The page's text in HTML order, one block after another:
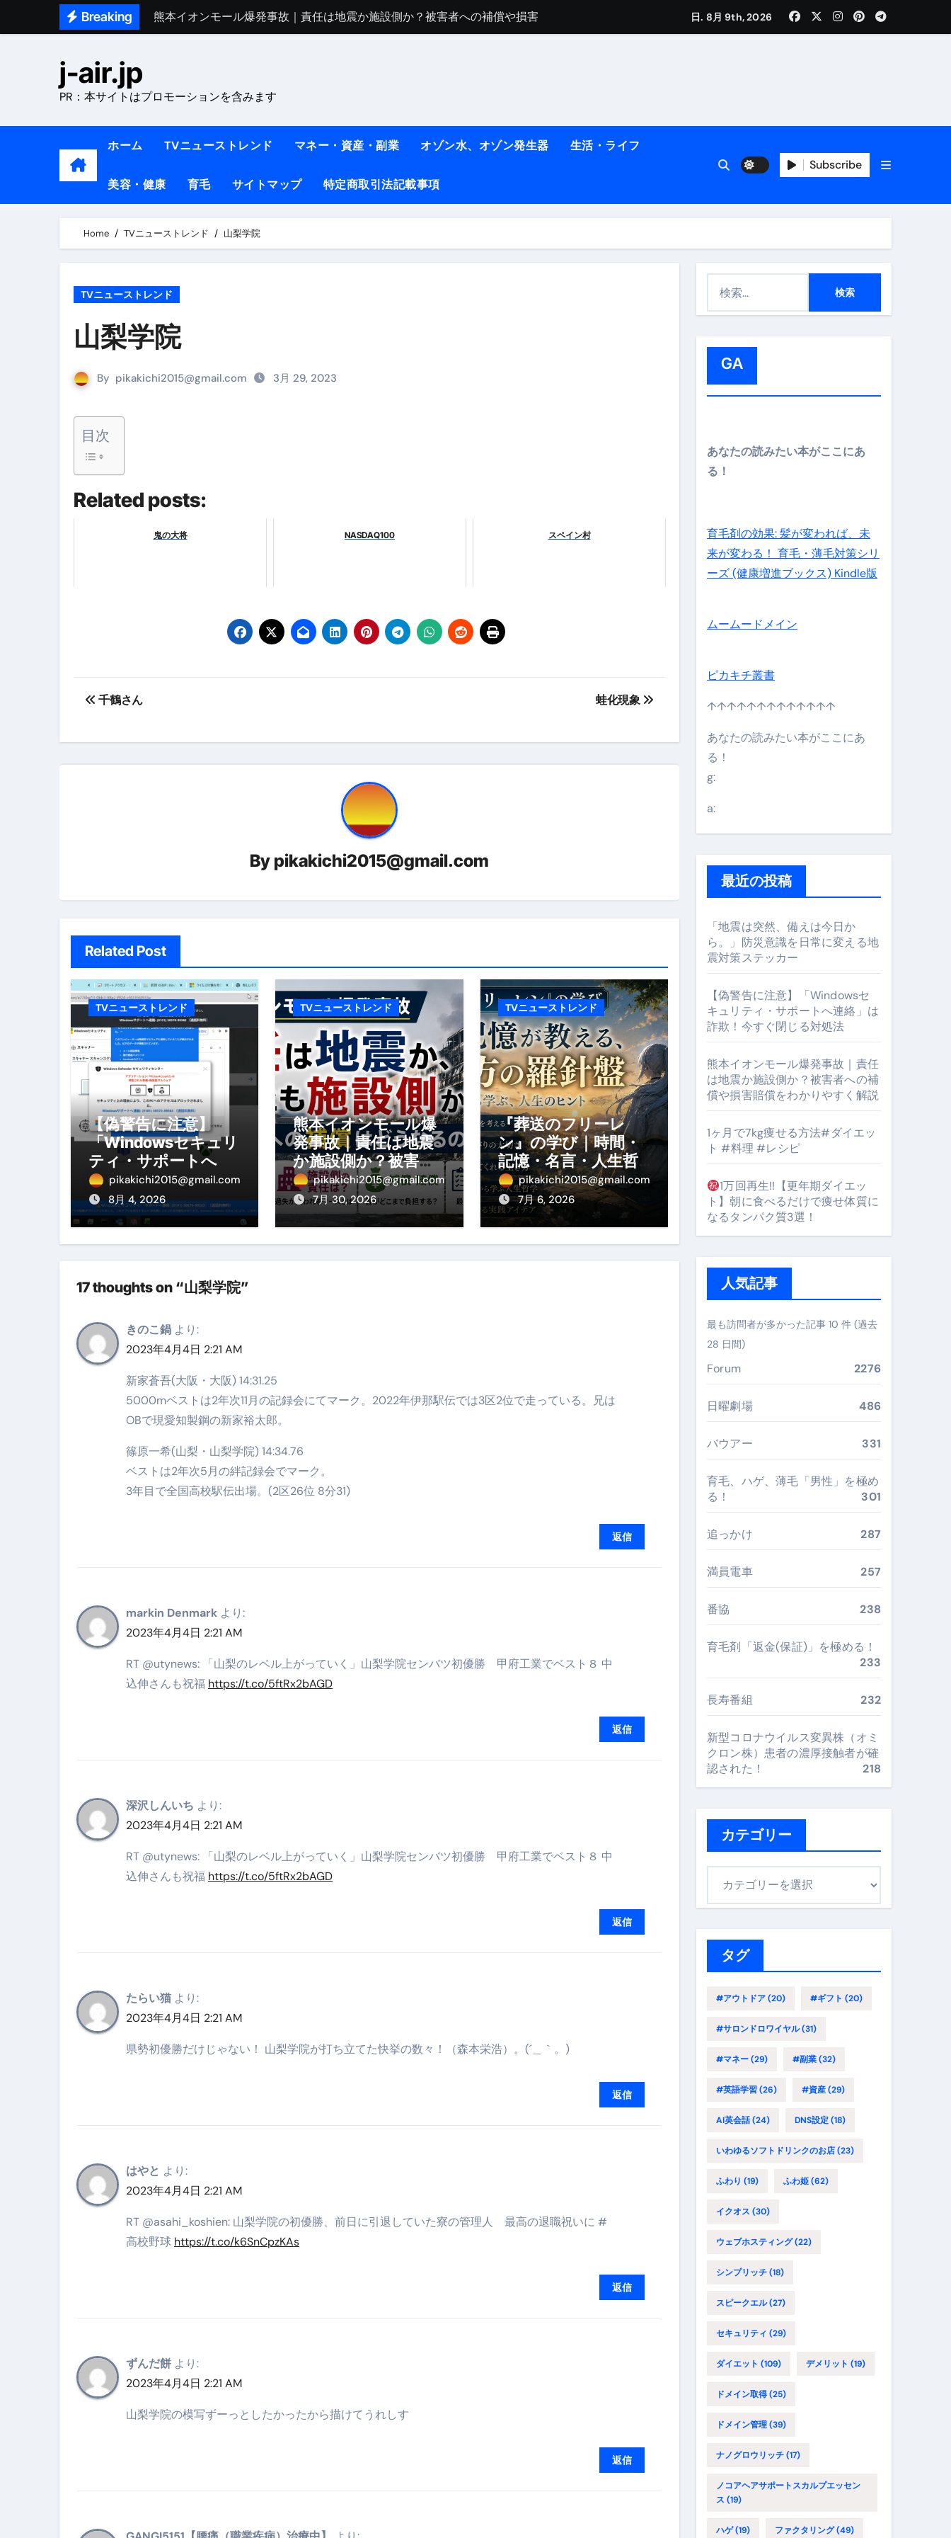
Breaking
熊本イオンモール爆発事故｜責任は地震か施設側か？被害者への補償や損害賠償をわかりやすく解説
【医者が教える】本当に痩せる薬はコレ！ #医療ダイエット
中町綾が2週間で3.5kg痩せた方法 #shots
【医者が解説】このふくらはぎ痩せ本当に効果ある？ #エクササイズ
【1日ダイエットルーティン】運動なしで2ヶ月で10kg減量した、私の痩せる9つの習慣 | レシピ付き | ダイエット中の食事
『葬送のフリーレン』の学び｜時間・記憶・名言・人生哲学から読み解く生き方
リサイクル業者の無料回収・無料査定は危険？情報収集との関係と見分け方を解説
青森県震度6とベネゼエラM7級地震の関連性は？
この動画は国にすぐ消されます。これが日本が残念な国になった理由です。国民は●●をしないとこの先さらに貧しくなります。【 竹花貴騎 切り抜き 会社員
【PR】フリーランス必見！入金前の売上をすぐに現金で受け取る方法
【超高騰】爆上がりしたビットコインに695万円も投資してる営業39歳サラリーマン【2025年10月3日】 #bitcoin #全財産 #暗号資産
Q：借りた借金を返さなくていい場合ってありますか？#Shorts
【必見】もう営業電話は怖くない！初心者でも成果を出す電話の仕方はコレ！
フリーランス・個人事業主におすすめの資金調達4選
体脂肪が落ちる朝食3選 #ダイエット
No.102 9割が勘違い 自己破産の真実
アーモンドを毎日食べたらどうなるの？①【30秒でわかる効果まとめ】#アーモンド #ダイエット #筋トレ #美容 #健康 #雑学 #ナレーター #小林将大
【ひろゆき】借金1億円あります 返済か、自己破産かひろゆきさんならどちらを選びますか？ #shorts
セラピストのための！美容、健康、ダイエットにとても重要な女性ホルモンと男性ホルモン
弁護士解説【詐欺被害】警察に行っても返金されません
5キロ痩せる簡単な方法
ムームードメイン 2月のおすすめドメイン特集- ビジネスの信用を築く――そのすべての起点となるのが独自ドメイン
FRONTIER スーパーセール2026 完全攻略ガイド 今こそ買い時！ゲーミングPC・高性能BTOを最安で手に入れる方法
なくす不安と消える恐怖をゼロにする時代へ Pebblebee × iMazing で完成する「究極のスマホ防衛システム」完全ガイド
【海外ツアー完全ガイド】アジア最安1万円台＆ハワイ朝食付き割引まで網羅 ― “失敗せずに選ぶ”実践大全
新春スペシャルセール完全ガイド：国内航空券＋ホテルが“セット割”で最安級！ スカイマーク／Peach／FDA／ソラシドエアを目的別に選ぶコツと、失敗し
【ムームードメイン】 【.site】今注目のドメインをご紹介
何をするサイトか”が一目で伝わる。いま選ばれている新定番ドメイン
梅干しを毎日食べたらどうなるの？①【30秒でわかる効果まとめ】#梅干し #ダイエット #筋トレ #美容 #健康 #雑学 #ナレーター #小林将大
ブルーベリーを毎日食べたらどうなるの？②【30秒でわかる効果まとめ】#ダイエット #筋トレ #美容 #健康 #雑学 #ナレーター #小林将大
筋トレせずにプロテインを飲み続けたらどうなるのか？ #ダイエット #プロテイン #痩せる
ドメイン取得からホームページ完成まで。ムームードメインなら“全部まとめて”安心スタート
【最新版】掛け布団の選び方“完全攻略”｜シンサレート・羽毛・人工羽毛・調温・吸湿発熱…あなたの寝室に最適解を出す快眠ガイド
【アシストステッパー】ハンドル付き・筋力アシスト・ツイスト・天然木まで徹底分類！室内で“足腰と体幹”を育てる選び方＆続け方ガイド
【2026年最新保存版】エアトリ超新春セール＆セット割完全攻略ガイド｜海外・国内旅行を最安値で実現する究極の旅術
コロナウイルス完全解説ガイド ― 正しく知ることが、最大の感染対策になる ―
「3秒で整う、新しい栄養補給」 飲むミスト（IN MIST）とは何か──「飲む」という行為を再定義する新しいサプリ体験
クリスマスの魔法で、心と未来を彩る方法――「ただのイベント」を一生の思い出に変える完全ガイドブック
【最新】手袋の選び方 完全ガイド｜スマホ対応・防寒・撥水・作業用（ニトリル/ビニール）まで目的別に失敗しない
補聴器の選び方 完全ガイド｜集音器との違い・タイプ別比較・価格の考え方・失敗しないチェックリスト（高齢者にも）
失敗しない「爪切り」完全ガイド：高級クリッパー・ニッパー・電動まで、硬い爪／巻き爪／飛び散り対策の選び方
失敗しない「カニ」完全ガイド：ズワイ・タラバ・ポーション・カット済みの選び方と、年末年始に“満足度MAX”で食べるコツ
松前漬とは何か──北海道の海と暮らしが生んだ“完成された保存食文化”
日. 8月 9th, 2026
j-air.jp
PR：本サイトはプロモーションを含みます
ホーム TVニューストレンド マネー・資産・副業 オゾン水、オゾン発生器 生活・ライフ
美容・健康 育毛 サイトマップ 特定商取引法記載事項
Subscribe
Home TVニューストレンド 山梨学院
TVニューストレンド
山梨学院
By pikakichi2015@gmail.com 3月 29, 2023
目次
Related posts:
鬼の大将 NASDAQ100 スペイン村
投
ナ
ョ
千鶴さん 蛙化現象
By pikakichi2015@gmail.com
Related Post
TVニューストレンド
【偽警告に注意】
「Windowsセキュリ
ティ・サポートへ連
絡」は詐欺！今すぐ
閉じる対処法
pikakichi2015@gmail.com
8月 4, 2026
TVニューストレンド
熊本イオンモール爆
発事故｜責任は地震
か施設側か？被害者
への補償や損害賠償
をわかりやすく解説
pikakichi2015@gmail.com
7月 30, 2026
TVニューストレンド
『葬送のフリーレ
ン』の学び｜時間・
記憶・名言・人生哲
学から読み解く生き
方
pikakichi2015@gmail.com
7月 6, 2026
17 thoughts on “山梨学院”
きのこ鍋 より:
2023年4月4日 2:21 AM
新家蒼吾(大阪・大阪) 14:31.25
5000mベストは2年次11月の記録会にてマーク。2022年伊那駅伝では3区2位で走っている。兄は
OBで現愛知製鋼の新家裕太郎。
篠原一希(山梨・山梨学院) 14:34.76
ベストは2年次5月の絆記録会でマーク。
3年目で全国高校駅伝出場。(2区26位 8分31)
返信
markin Denmark より:
2023年4月4日 2:21 AM
RT @utynews: 「山梨のレベル上がっていく」山梨学院センバツ初優勝 甲府工業でベスト８ 中
込伸さんも祝福 https://t.co/5ftRx2bAGD
返信
深沢しんいち より:
2023年4月4日 2:21 AM
RT @utynews: 「山梨のレベル上がっていく」山梨学院センバツ初優勝 甲府工業でベスト８ 中
込伸さんも祝福 https://t.co/5ftRx2bAGD
返信
たらい猫 より:
2023年4月4日 2:21 AM
県勢初優勝だけじゃない！ 山梨学院が打ち立てた快挙の数々！（森本栄浩）。(´＿｀。)
返信
はやと より:
2023年4月4日 2:21 AM
RT @asahi_koshien: 山梨学院の初優勝、前日に引退していた寮の管理人 最高の退職祝いに #
高校野球 https://t.co/k6SnCpzKAs
返信
ずんだ餅 より:
2023年4月4日 2:21 AM
山梨学院の模写ずーっとしたかったから描けてうれしす
返信
GA
あなたの読みたい本がここにあ
る！
育毛剤の効果: 髪が変われば、未
来が変わる！ 育毛・薄毛対策シリ
ーズ (健康増進ブックス) Kindle版
ムームードメイン
ピカキチ叢書
↑↑↑↑↑↑↑↑↑↑↑↑↑
あなたの読みたい本がここにあ
る！
g:
a:
最近の投稿
「地震は突然、備えは今日か
ら。」防災意識を日常に変える地
震対策ステッカー
【偽警告に注意】「Windowsセ
キュリティ・サポートへ連絡」は
詐欺！今すぐ閉じる対処法
熊本イオンモール爆発事故｜責任
は地震か施設側か？被害者への補
償や損害賠償をわかりやすく解説
1ヶ月で7kg痩せる方法#ダイエッ
ト #料理 #レシピ
1万回再生!!【更年期ダイエッ
ト】朝に食べるだけで痩せ体質に
なるタンパク質3選！
人気記事
最も訪問者が多かった記事 10 件 (過去
28 日間)
Forum 2276
日曜劇場 486
バウアー 331
育毛、ハゲ、薄毛「男性」を極め
る！
301
追っかけ 287
満員電車 257
番協 238
育毛剤「返金(保証)」を極める！
233
長寿番組 232
新型コロナウイルス変異株（オミ
クロン株）患者の濃厚接触者が確
認された！
218
カテゴリー
タグ
#アウトドア(20) #ギフト (20)
#サロンドロワイヤル(31)
#マネー(29) #副業(32)
#英語学習(26) #資産(29)
AI英会話(24) DNS設定(18)
いわゆるソフトドリンクのお店(23)
ふわり (19) ふわ姫(62)
イクオス (30)
ウェブホスティング(22)
シンプリッチ(18)
スピークエル(27)
セキュリティ (29)
ダイエット (109) デメリット (19)
ドメイン取得(25)
ドメイン管理(39)
ナノグロウリッチ(17)
ノコアヘアサポートスカルプエッセン
ス (19)
ハゲ(19) ファクタリング(49)